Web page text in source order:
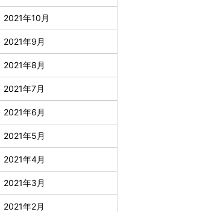
2021年10月
2021年9月
2021年8月
2021年7月
2021年6月
2021年5月
2021年4月
2021年3月
2021年2月